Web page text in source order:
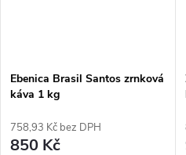
Ebenica Brasil Santos zrnková
káva 1 kg
758,93 Kč bez DPH
850 Kč